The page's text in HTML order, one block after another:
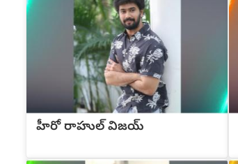
హీరో రాహుల్ విజయ్